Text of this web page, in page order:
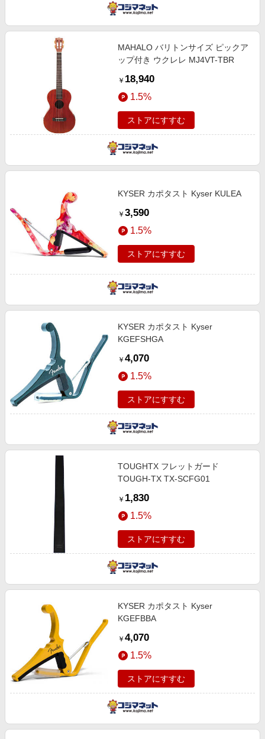
MAHALO バリトンサイズ ピックア
ップ付き ウクレレ MJ4VT-TBR
￥ 18,940
1.5%
ストアにすすむ
KYSER カポタスト Kyser KULEA
￥ 3,590
1.5%
ストアにすすむ
KYSER カポタスト Kyser
KGEFSHGA
￥ 4,070
1.5%
ストアにすすむ
TOUGHTX フレットガード
TOUGH-TX TX-SCFG01
￥ 1,830
1.5%
ストアにすすむ
KYSER カポタスト Kyser
KGEFBBA
￥ 4,070
1.5%
ストアにすすむ